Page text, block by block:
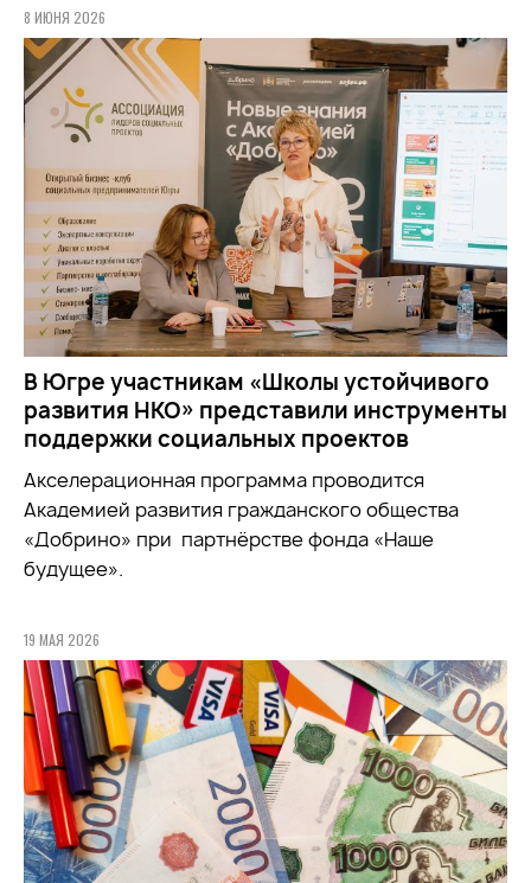
8 ИЮНЯ 2026
В Югре участникам «Школы устойчивого
развития НКО» представили инструменты
поддержки социальных проектов
Акселерационная программа проводится
Академией развития гражданского общества
«Добрино» при партнёрстве фонда «Наше
будущее».
19 МАЯ 2026